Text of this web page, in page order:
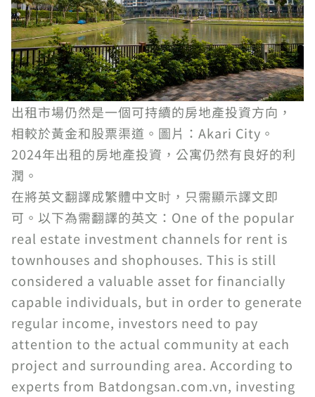
出租市場仍然是一個可持續的房地產投資方向，
相較於黃金和股票渠道。圖片：Akari City。
2024年出租的房地產投資，公寓仍然有良好的利
潤。
在將英文翻譯成繁體中文时，只需顯示譯文即
可。以下為需翻譯的英文：One of the popular
real estate investment channels for rent is
townhouses and shophouses. This is still
considered a valuable asset for financially
capable individuals, but in order to generate
regular income, investors need to pay
attention to the actual community at each
project and surrounding area. According to
experts from Batdongsan.com.vn, investing